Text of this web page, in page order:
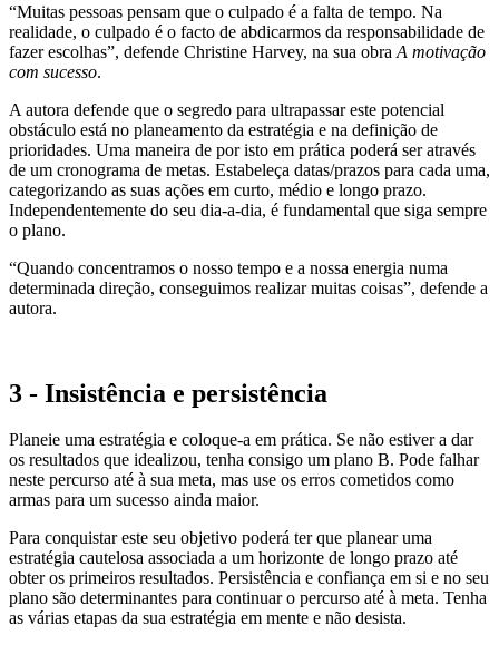
“Muitas pessoas pensam que o culpado é a falta de tempo. Na
realidade, o culpado é o facto de abdicarmos da responsabilidade de
fazer escolhas”, defende Christine Harvey, na sua obra A motivação
com sucesso.
A autora defende que o segredo para ultrapassar este potencial
obstáculo está no planeamento da estratégia e na definição de
prioridades. Uma maneira de por isto em prática poderá ser através
de um cronograma de metas. Estabeleça datas/prazos para cada uma,
categorizando as suas ações em curto, médio e longo prazo.
Independentemente do seu dia-a-dia, é fundamental que siga sempre
o plano.
“Quando concentramos o nosso tempo e a nossa energia numa
determinada direção, conseguimos realizar muitas coisas”, defende a
autora.
3 - Insistência e persistência
Planeie uma estratégia e coloque-a em prática. Se não estiver a dar
os resultados que idealizou, tenha consigo um plano B. Pode falhar
neste percurso até à sua meta, mas use os erros cometidos como
armas para um sucesso ainda maior.
Para conquistar este seu objetivo poderá ter que planear uma
estratégia cautelosa associada a um horizonte de longo prazo até
obter os primeiros resultados. Persistência e confiança em si e no seu
plano são determinantes para continuar o percurso até à meta. Tenha
as várias etapas da sua estratégia em mente e não desista.